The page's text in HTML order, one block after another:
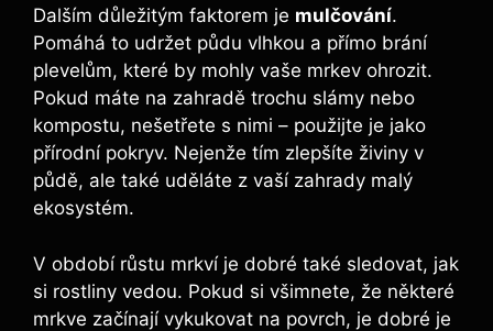
Dalším důležitým faktorem je mulčování.
Pomáhá to udržet půdu vlhkou a přímo brání
plevelům, které by mohly vaše mrkev ohrozit.
Pokud máte na zahradě trochu slámy nebo
kompostu, nešetřete s nimi – použijte je jako
přírodní pokryv. Nejenže tím zlepšíte živiny v
půdě, ale také uděláte z vaší zahrady malý
ekosystém.
V období růstu mrkví je dobré také sledovat, jak
si rostliny vedou. Pokud si všimnete, že některé
mrkve začínají vykukovat na povrch, je dobré je